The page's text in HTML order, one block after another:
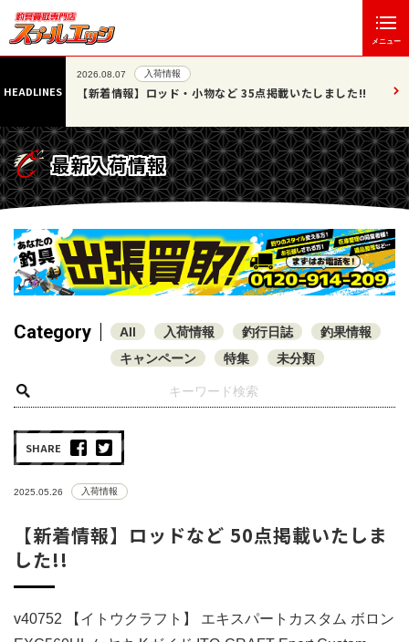
メニュー
HEADLINES
エッジ
2026.08.07 入荷情報
【新着情報】ロッド・小物など 35点掲載いたしました!!
最新入荷情報
Category All 入荷情報 釣行日誌
釣果情報
キャンペーン
特集 未分類
SHARE
2025.05.26 入荷情報
【新着情報】ロッドなど 50点掲載いたしま
した!!
v40752 【イトウクラフト】 エキスパートカスタム ボロン